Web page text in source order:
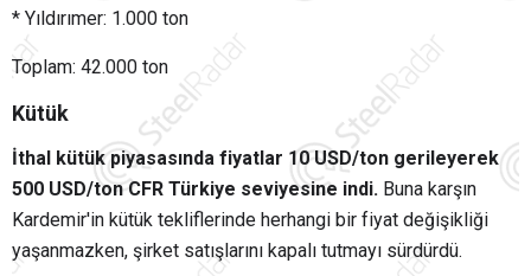
* Yıldırımer: 1.000 ton
Toplam: 42.000 ton
Kütük
İthal kütük piyasasında fiyatlar 10 USD/ton gerileyerek
500 USD/ton CFR Türkiye seviyesine indi. Buna karşın
Kardemir'in kütük tekliflerinde herhangi bir fiyat değişikliği
yaşanmazken, şirket satışlarını kapalı tutmayı sürdürdü.